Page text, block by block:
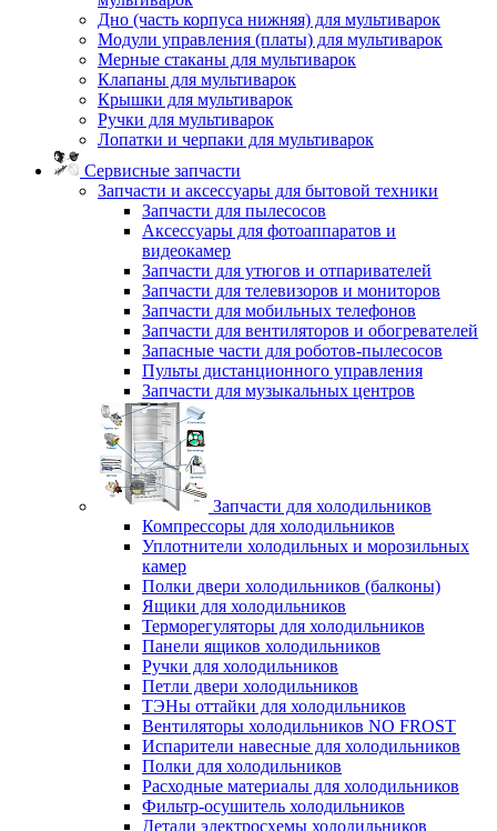
Дно (часть корпуса нижняя) для мультиварок
Модули управления (платы) для мультиварок
Мерные стаканы для мультиварок
Клапаны для мультиварок
Крышки для мультиварок
Ручки для мультиварок
Лопатки и черпаки для мультиварок
Сервисные запчасти
Запчасти и аксессуары для бытовой техники
Запчасти для пылесосов
Аксессуары для фотоаппаратов и
видеокамер
Запчасти для утюгов и отпаривателей
Запчасти для телевизоров и мониторов
Запчасти для мобильных телефонов
Запчасти для вентиляторов и обогревателей
Запасные части для роботов-пылесосов
Пульты дистанционного управления
Запчасти для музыкальных центров
Запчасти для холодильников
Компрессоры для холодильников
Уплотнители холодильных и морозильных
камер
Полки двери холодильников (балконы)
Ящики для холодильников
Терморегуляторы для холодильников
Панели ящиков холодильников
Ручки для холодильников
Петли двери холодильников
ТЭНы оттайки для холодильников
Вентиляторы холодильников NO FROST
Испарители навесные для холодильников
Полки для холодильников
Расходные материалы для холодильников
Фильтр-осушитель холодильников
Детали электросхемы холодильников